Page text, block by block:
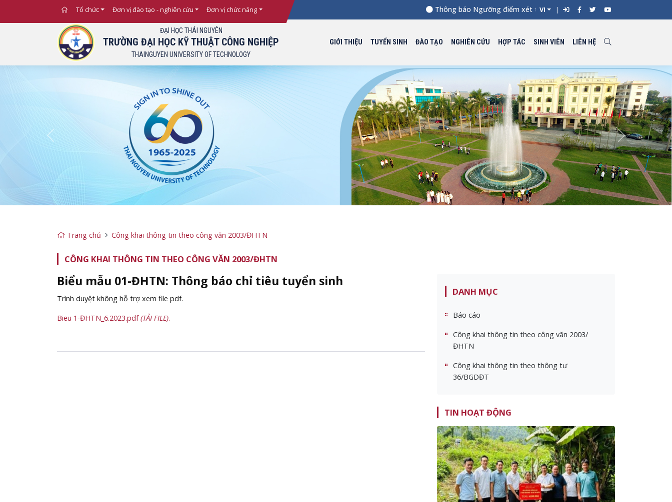
Tổ chức Đơn vị đào tạo - nghiên cứu Đơn vị chức năng Thông báo Ngưỡng điểm xét tuyển đối với từng ngành đào tạo Đại học
VI
ĐẠI HỌC THÁI NGUYÊN
TRƯỜNG ĐẠI HỌC KỸ THUẬT CÔNG NGHIỆP
THAINGUYEN UNIVERSITY OF TECHNOLOGY
GIỚI THIỆU TUYỂN SINH ĐÀO TẠO NGHIÊN CỨU HỢP TÁC SINH VIÊN LIÊN HỆ
Previous Next
Trang chủ Công khai thông tin theo công văn 2003/ĐHTN
CÔNG KHAI THÔNG TIN THEO CÔNG VĂN 2003/ĐHTN
Biểu mẫu 01-ĐHTN: Thông báo chỉ tiêu tuyển sinh
Trình duyệt không hỗ trợ xem file pdf.
Bieu 1-ĐHTN_6.2023.pdf(TẢI FILE).
DANH MỤC
Báo cáo
Công khai thông tin theo công văn 2003/
ĐHTN
Công khai thông tin theo thông tư
36/BGDĐT
TIN HOẠT ĐỘNG